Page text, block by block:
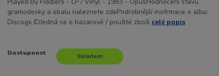
gramodesky a obalu naleznete zdePodrobnější inofrmace o albu:
Discogs IDJedná se o bazarové / použité zboží celý popis
Dostupnost Skladem